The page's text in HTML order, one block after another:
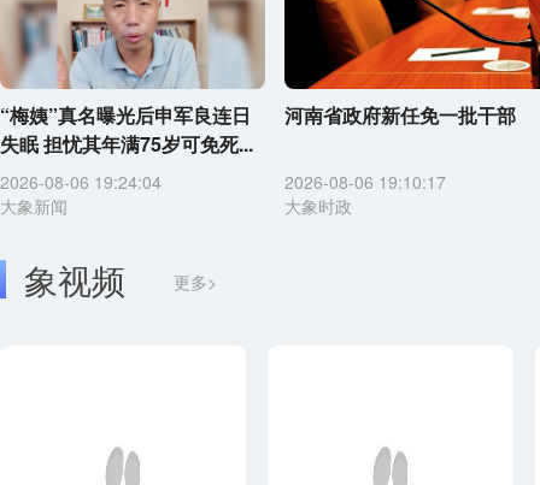
“梅姨”真名曝光后申军良连日
失眠 担忧其年满75岁可免死...
2026-08-06 19:24:04
大象新闻
河南省政府新任免一批干部
2026-08-06 19:10:17
大象时政
象视频 更多>